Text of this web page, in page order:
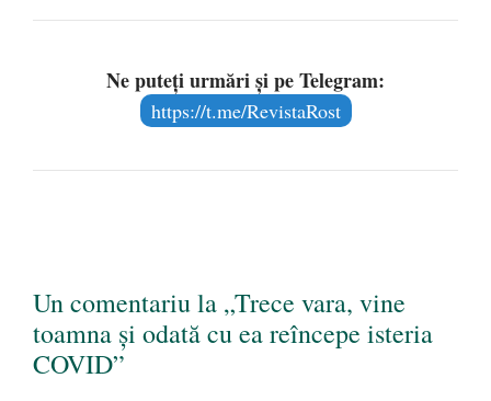
Ne puteți urmări și pe Telegram:
https://t.me/RevistaRost
Un comentariu la „Trece vara, vine
toamna și odată cu ea reîncepe isteria
COVID”